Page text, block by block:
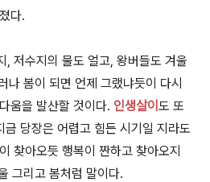
다.
, 저수지의 물도 얼고, 왕버들도 겨울
나 봄이 되면 언제 그랬냐듯이 다시
움을 발산할 것이다. 인생살이 도 또
당장은 어렵고 힘든 시기일 지라도
찾아오듯 행복이 짠하고 찾아오지
그리고 봄처럼 말이다.